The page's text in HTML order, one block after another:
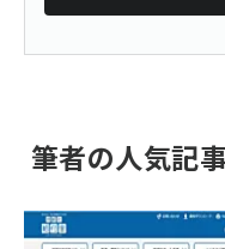
筆者の人気記